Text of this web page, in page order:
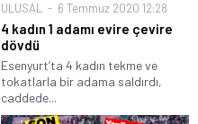
ULUSAL 6 Temmuz 2020 12:28
4 kadın 1 adamı evire çevire
dövdü
Esenyurt’ta 4 kadın tekme ve
tokatlarla bir adama saldırdı,
caddede...